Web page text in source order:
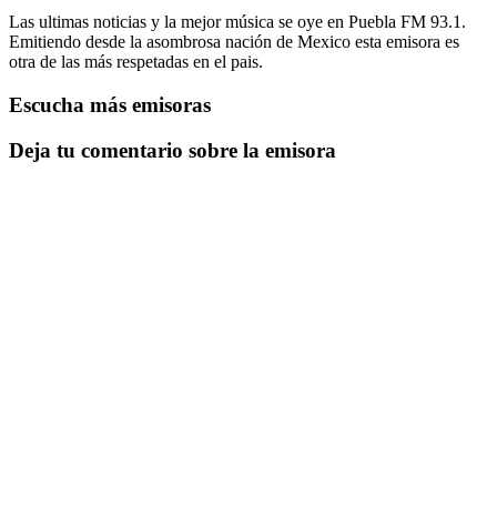
Las ultimas noticias y la mejor música se oye en Puebla FM 93.1.
Emitiendo desde la asombrosa nación de Mexico esta emisora es
otra de las más respetadas en el pais.
Escucha más emisoras
Deja tu comentario sobre la emisora